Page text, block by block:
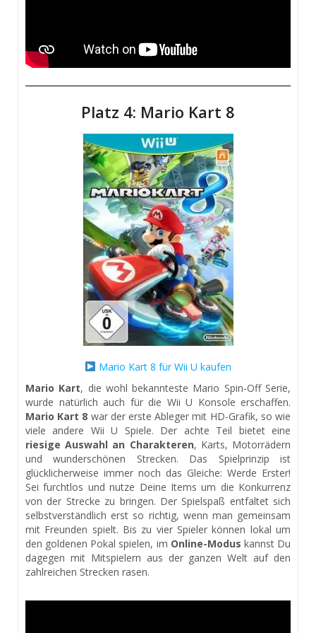
Platz 4: Mario Kart 8
Mario Kart 8 für Wii U kaufen
Mario Kart, die wohl bekannteste Mario Spin-Off Serie,
wurde natürlich auch für die Wii U Konsole erschaffen.
Mario Kart 8 war der erste Ableger mit HD-Grafik, so wie
viele andere Wii U Spiele. Der achte Teil bietet eine
riesige Auswahl an Charakteren, Karts, Motorrädern
und wunderschönen Strecken. Das Spielprinzip ist
glücklicherweise immer noch das Gleiche: Werde Erster!
Sei furchtlos und nutze Deine Items um die Konkurrenz
von der Strecke zu bringen. Der Spielspaß entfaltet sich
selbstverständlich erst so richtig, wenn man gemeinsam
mit Freunden spielt. Bis zu vier Spieler können lokal um
den goldenen Pokal spielen, im Online-Modus kannst Du
dagegen mit Mitspielern aus der ganzen Welt auf den
zahlreichen Strecken rasen.